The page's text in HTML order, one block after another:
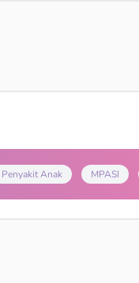
Penyakit Anak MPASI